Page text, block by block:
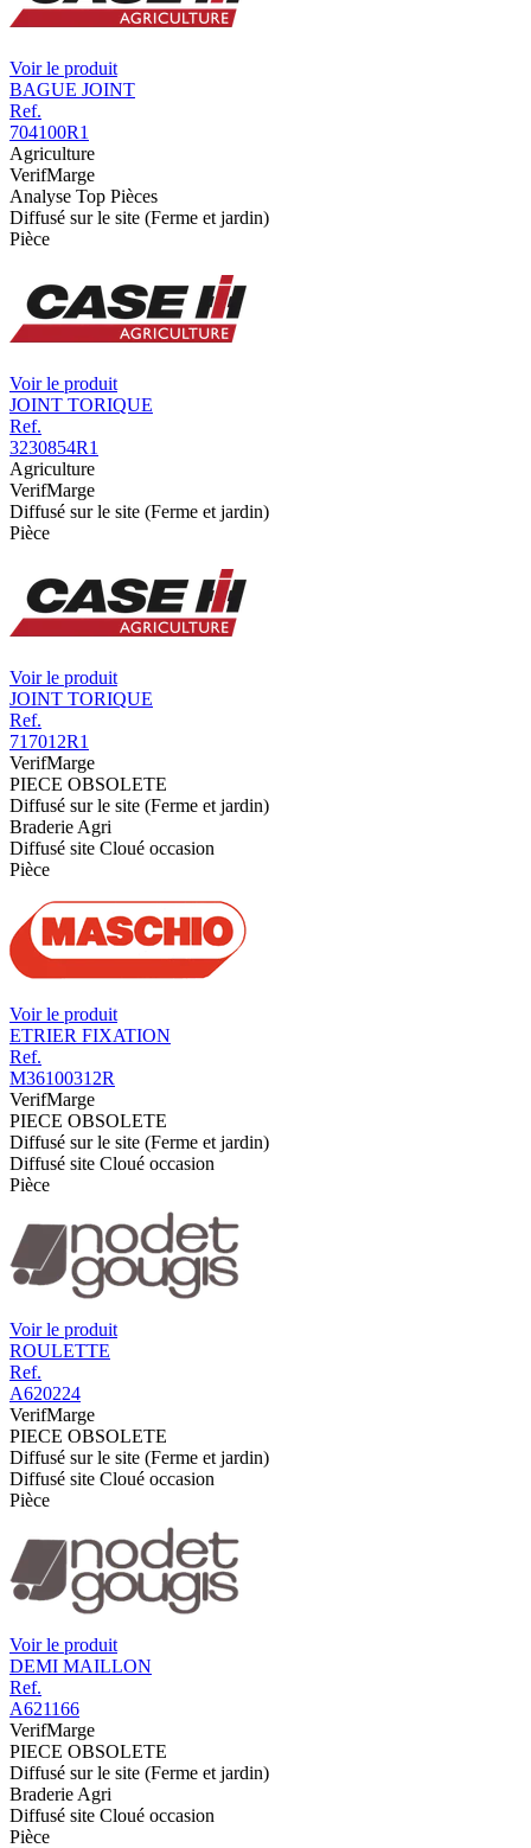
Voir le produit
BAGUE JOINT
Ref.
704100R1
Agriculture
VerifMarge
Analyse Top Pièces
Diffusé sur le site (Ferme et jardin)
Pièce
Voir le produit
JOINT TORIQUE
Ref.
3230854R1
Agriculture
VerifMarge
Diffusé sur le site (Ferme et jardin)
Pièce
Voir le produit
JOINT TORIQUE
Ref.
717012R1
VerifMarge
PIECE OBSOLETE
Diffusé sur le site (Ferme et jardin)
Braderie Agri
Diffusé site Cloué occasion
Pièce
Voir le produit
ETRIER FIXATION
Ref.
M36100312R
VerifMarge
PIECE OBSOLETE
Diffusé sur le site (Ferme et jardin)
Diffusé site Cloué occasion
Pièce
Voir le produit
ROULETTE
Ref.
A620224
VerifMarge
PIECE OBSOLETE
Diffusé sur le site (Ferme et jardin)
Diffusé site Cloué occasion
Pièce
Voir le produit
DEMI MAILLON
Ref.
A621166
VerifMarge
PIECE OBSOLETE
Diffusé sur le site (Ferme et jardin)
Braderie Agri
Diffusé site Cloué occasion
Pièce